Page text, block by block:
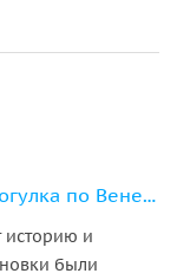
След во времени: историческая прогулка по Вене времён Второй мировой войны
историю и
были